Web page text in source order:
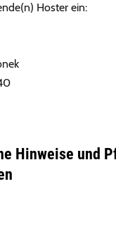
Hoster ein:
Hinweise und